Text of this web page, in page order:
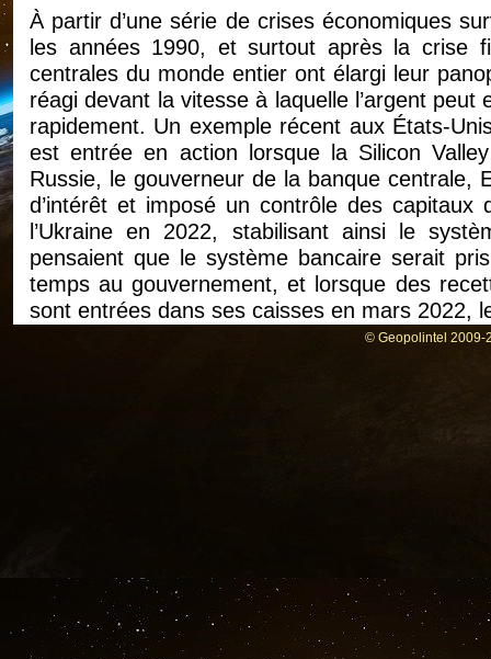
À partir d’une série de crises économiques
les années 1990, et surtout après la crise
centrales du monde entier ont élargi leur
réagi devant la vitesse à laquelle l’argent
rapidement. Un exemple récent aux États-
est entrée en action lorsque la Silicon
Russie, le gouverneur de la banque centrale,
d’intérêt et imposé un contrôle des capitaux
l’Ukraine en 2022, stabilisant ainsi le
pensaient que le système bancaire serait
temps au gouvernement, et lorsque des
sont entrées dans ses caisses en mars 2022,
l’économie se contracte d’environ 5 % au
arranger, les modèles économiques sur
soudain plus aucun sens face aux chocs de la
© Geopolintel 2009-